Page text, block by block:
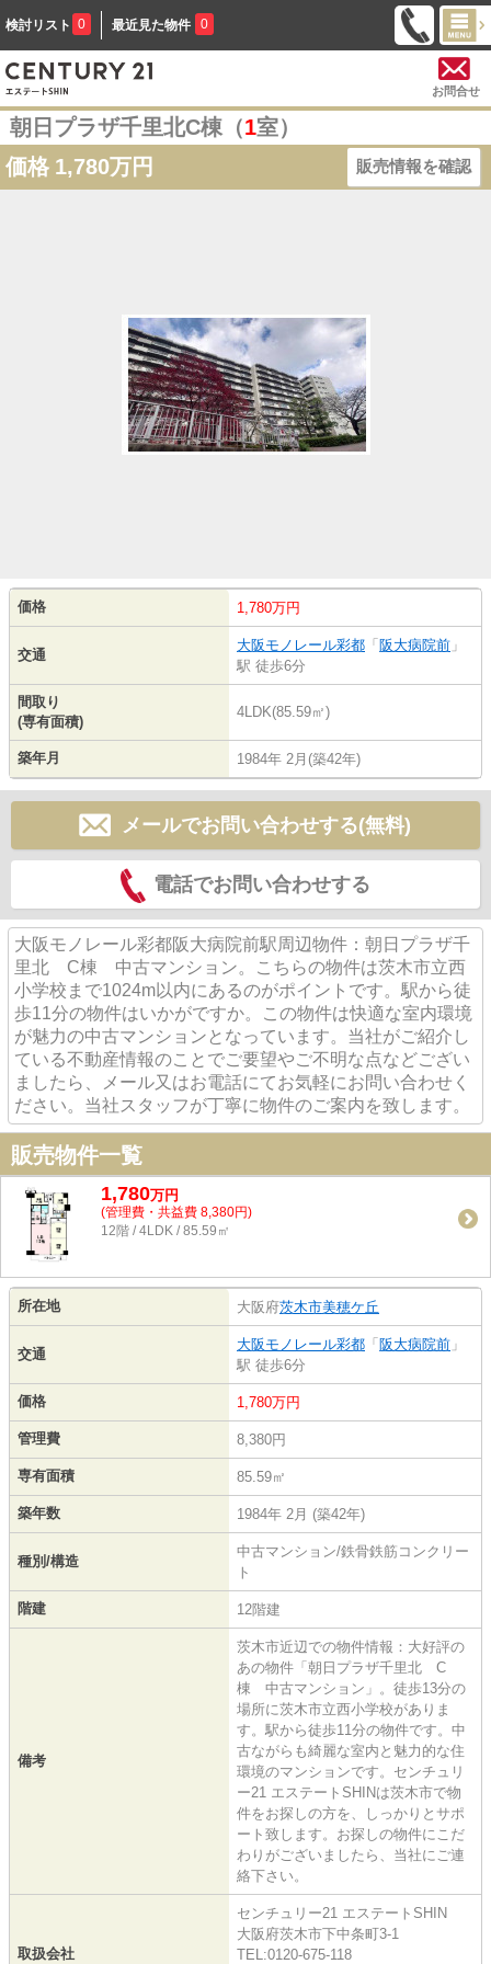
検討リスト 0 最近見た物件 0
お問合せ
朝日プラザ千里北C棟（1室）
価格 1,780万円 販売情報を確認
価格 1,780万円
交通
大阪モノレール彩都 「 阪大病院前 」
駅 徒歩6分
間取り
(専有面積)
4LDK(85.59㎡)
築年月 1984年 2月(築42年)
メールでお問い合わせする(無料)
電話でお問い合わせする
大阪モノレール彩都阪大病院前駅周辺物件：朝日プラザ千
里北 C棟 中古マンション。こちらの物件は茨木市立西
小学校まで1024m以内にあるのがポイントです。駅から徒
歩11分の物件はいかがですか。この物件は快適な室内環境
が魅力の中古マンションとなっています。当社がご紹介し
ている不動産情報のことでご要望やご不明な点などござい
ましたら、メール又はお電話にてお気軽にお問い合わせく
ださい。当社スタッフが丁寧に物件のご案内を致します。
販売物件一覧
1,780万円
(管理費・共益費 8,380円)
12階 / 4LDK / 85.59㎡
所在地 大阪府茨木市美穂ケ丘
交通
大阪モノレール彩都 「 阪大病院前 」
駅 徒歩6分
価格 1,780万円
管理費 8,380円
専有面積 85.59㎡
築年数 1984年 2月 (築42年)
種別/構造
中古マンション/鉄骨鉄筋コンクリー
ト
階建 12階建
備考
茨木市近辺での物件情報：大好評の
あの物件「朝日プラザ千里北 C
棟 中古マンション」。徒歩13分の
場所に茨木市立西小学校がありま
す。駅から徒歩11分の物件です。中
古ながらも綺麗な室内と魅力的な住
環境のマンションです。センチュリ
ー21 エステートSHINは茨木市で物
件をお探しの方を、しっかりとサポ
ート致します。お探しの物件にこだ
わりがございましたら、当社にご連
絡下さい。
取扱会社
センチュリー21 エステートSHIN
大阪府茨木市下中条町3-1
TEL:0120-675-118